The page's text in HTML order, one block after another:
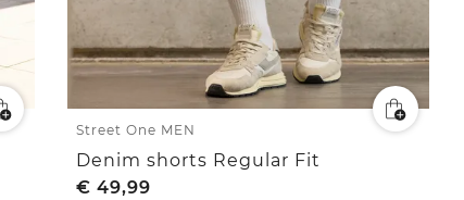
Street One MEN
Denim shorts Regular Fit
€ 49,99